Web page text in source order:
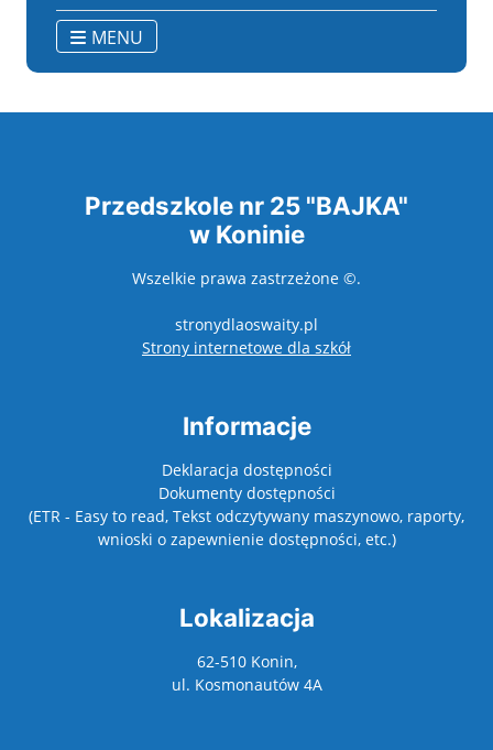
MENU
Przedszkole nr 25 "BAJKA"
w Koninie
Wszelkie prawa zastrzeżone ©.
stronydlaoswaity.pl
Strony internetowe dla szkółotwiera się w
Informacje
Deklaracja dostępności
Dokumenty dostępności
(ETR - Easy to read, Tekst odczytywany maszynowo, raporty,
wnioski o zapewnienie dostępności, etc.)
Lokalizacja
62-510 Konin,
ul. Kosmonautów 4A